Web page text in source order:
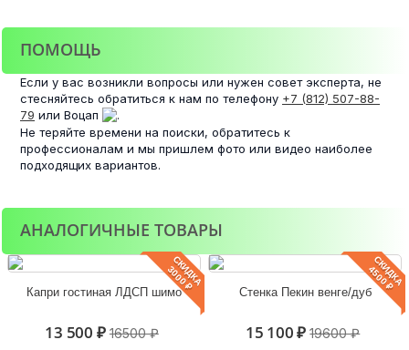
ПОМОЩЬ
Если у вас возникли вопросы или нужен совет эксперта, не
стесняйтесь обратиться к нам по телефону +7 (812) 507-88-
79 или Воцап
.
Не теряйте времени на поиски, обратитесь к
профессионалам и мы пришлем фото или видео наиболее
подходящих вариантов.
АНАЛОГИЧНЫЕ ТОВАРЫ
СКИДКА
3000 ₽
Капри гостиная ЛДСП шимо
13 500 ₽ 16500 ₽
СКИДКА
4500 ₽
Стенка Пекин венге/дуб
15 100 ₽ 19600 ₽